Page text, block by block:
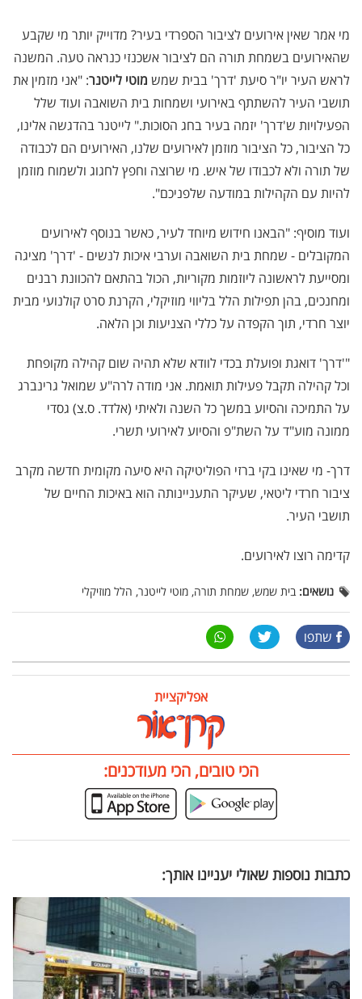
מי אמר שאין אירועים לציבור הספרדי בעיר? מדוייק יותר מי שקבע
שהאירועים בשמחת תורה הם לציבור אשכנזי כנראה טעה. המשנה
לראש העיר יו"ר סיעת 'דרך' בבית שמש מוטי לייטנר: "אני מזמין את
תושבי העיר להשתתף באירועי ושמחות בית השואבה ועוד שלל
הפעילויות ש'דרך' יזמה בעיר בחג הסוכות." לייטנר בהדגשה אלינו,
כל הציבור, כל הציבור מוזמן לאירועים שלנו, האירועים הם לכבודה
של תורה ולא לכבודו של איש. מי שרוצה וחפץ לחגוג ולשמוח מוזמן
להיות עם הקהילות במודעה שלפניכם".
ועוד מוסיף: "הבאנו חידוש מיוחד לעיר, כאשר בנוסף לאירועים
המקובלים - שמחת בית השואבה וערבי איכות לנשים - 'דרך' מציגה
ומסייעת לראשונה ליוזמות מקוריות, הכול בהתאם להכוונת רבנים
ומחנכים, בהן תפילות הלל בליווי מוזיקלי, הקרנת סרט קולנועי מבית
יוצר חרדי, תוך הקפדה על כללי הצניעות וכן הלאה.
"'דרך' דואגת ופועלת בכדי לוודא שלא תהיה שום קהילה מקופחת
וכל קהילה תקבל פעילות תואמת. אני מודה לרה"ע שמואל גרינברג
על התמיכה והסיוע במשך כל השנה ולאיתי (אלדד. ס.צ) גסדי
ממונה מוע"ד על השת"פ והסיוע לאירועי תשרי.
דרך- מי שאינו בקי ברזי הפוליטיקה היא סיעה מקומית חדשה מקרב
ציבור חרדי ליטאי, שעיקר התעניינותה הוא באיכות החיים של
תושבי העיר.
קדימה רוצו לאירועים.
נושאים: בית שמש, שמחת תורה, מוטי לייטנר, הלל מוזיקלי
שתפו
אפליקציית
הכי טובים, הכי מעודכנים:
כתבות נוספות שאולי יעניינו אותך: